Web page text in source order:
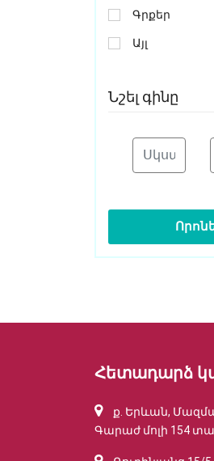
Գրքեր
Այլ
Նշել գինը
Հետադարձ
ք. Երևան,
Գարաժ մոլի 154